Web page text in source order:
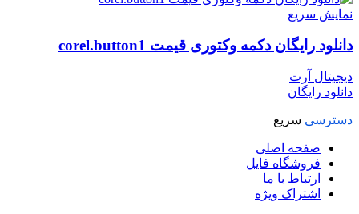
نمایش سریع
دانلود رایگان دکمه وکتوری قیمت corel.button1
دیجیتال آرت
دانلود رایگان
دسترسی سریع
صفحه اصلی
فروشگاه فایل
ارتباط با ما
اشتراک ویژه